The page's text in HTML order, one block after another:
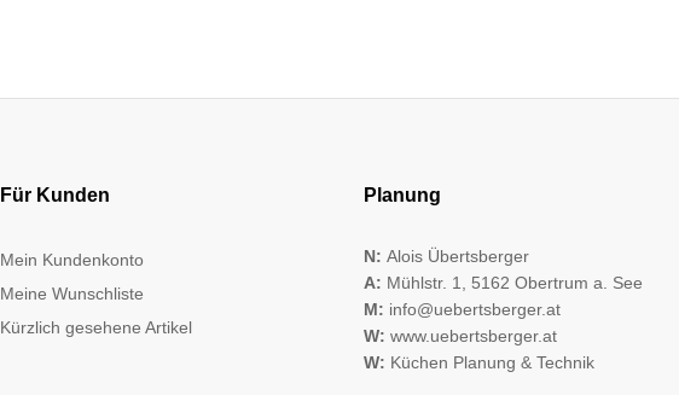
Für Kunden
Mein Kundenkonto
Meine Wunschliste
Kürzlich gesehene Artikel
Planung
N: Alois Übertsberger
A: Mühlstr. 1, 5162 Obertrum a. See
M: info@uebertsberger.at
W: www.uebertsberger.at
W: Küchen Planung & Technik